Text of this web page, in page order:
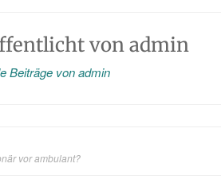
vonadmin
Beiträge von admin
vor ambulant?